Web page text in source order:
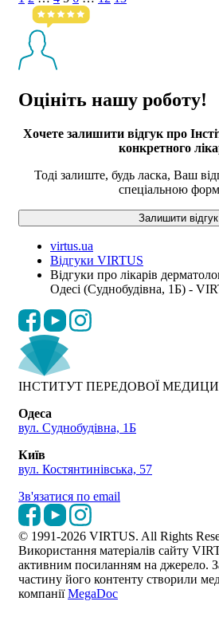
Оцініть нашу роботу!
Хочете залишити відгук про
конкретного
Тоді залиште, будь ласка, Ваш
спеціальною
Залишити відгук
virtus.ua
Відгуки VIRTUS
Відгуки про лікарів
Одесі (Суднобудівна, 1Б) -
ІНСТИТУТ ПЕРЕДОВОЇ
Одеса
вул. Суднобудівна, 1Б
Київ
вул. Костянтинівська, 57
Зв'язатися по email
© 1991-2026 VIRTUS. All Rights
Використання матеріалів сайту
активним посиланням на джерело.
частину його контенту створили
компаніїMegaDoc